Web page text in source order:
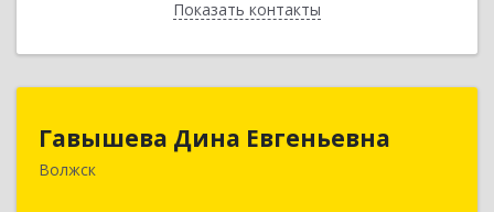
Показать контакты
Назад
Гавышева Дина Евгеньевна
Волжск